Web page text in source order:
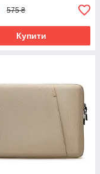
575 ₴
Купити